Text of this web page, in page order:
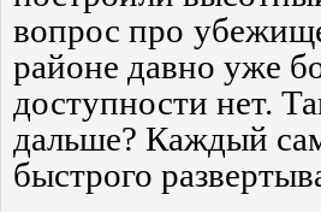
вопрос про
районе давно уже
доступности нет.
дальше? Каждый
быстрого